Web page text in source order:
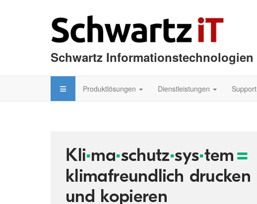
Schwartz Informationstechnologien
Produktlösungen Dienstleistungen Support